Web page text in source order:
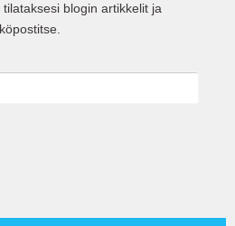
blogin artikkelit ja